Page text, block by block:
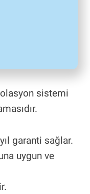
sistemi
garanti sağlar.
uygun ve